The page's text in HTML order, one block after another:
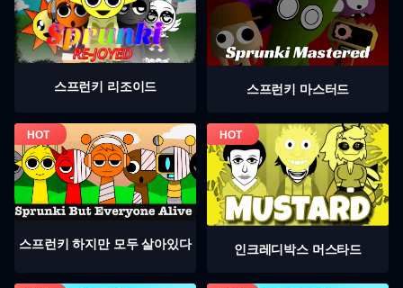
스프런키 리조이드 스프런키 마스터드
스프런키 하지만 모두 살아있다 인크레디박스 머스타드